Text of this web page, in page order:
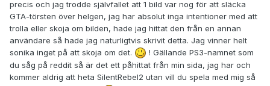
precis och jag trodde självfallet att 1 bild var nog för att släcka
GTA-törsten över helgen, jag har absolut inga intentioner med att
trolla eller skoja om bilden, hade jag hittat den från en annan
användare så hade jag naturligtvis skrivit detta. Jag vinner helt
sonika inget på att skoja om det.
! Gällande PS3-namnet som
du såg på reddit så är det ett påhittat från min sida, jag har och
kommer aldrig att heta SilentRebel2 utan vill du spela med mig så